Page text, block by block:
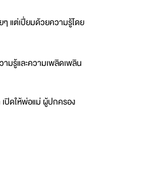
แต่เปี่ยมด้วยความรู้โดย
มรู้และความเพลิดเพลิน
ปิดให้พ่อแม่ ผู้ปกครอง